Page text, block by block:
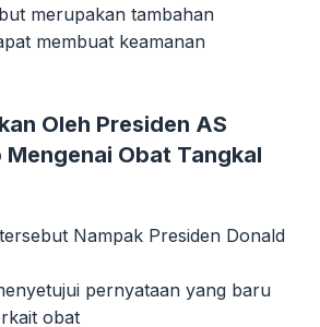
merupakan tambahan
membuat keamanan
Oleh Presiden AS
Mengenai Obat Tangkal
Nampak Presiden Donald
pernyataan yang baru
obat